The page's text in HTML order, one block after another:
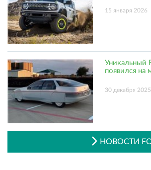
15 января 2026
Уникальный
появился на
30 декабря 2025
НОВОСТИ